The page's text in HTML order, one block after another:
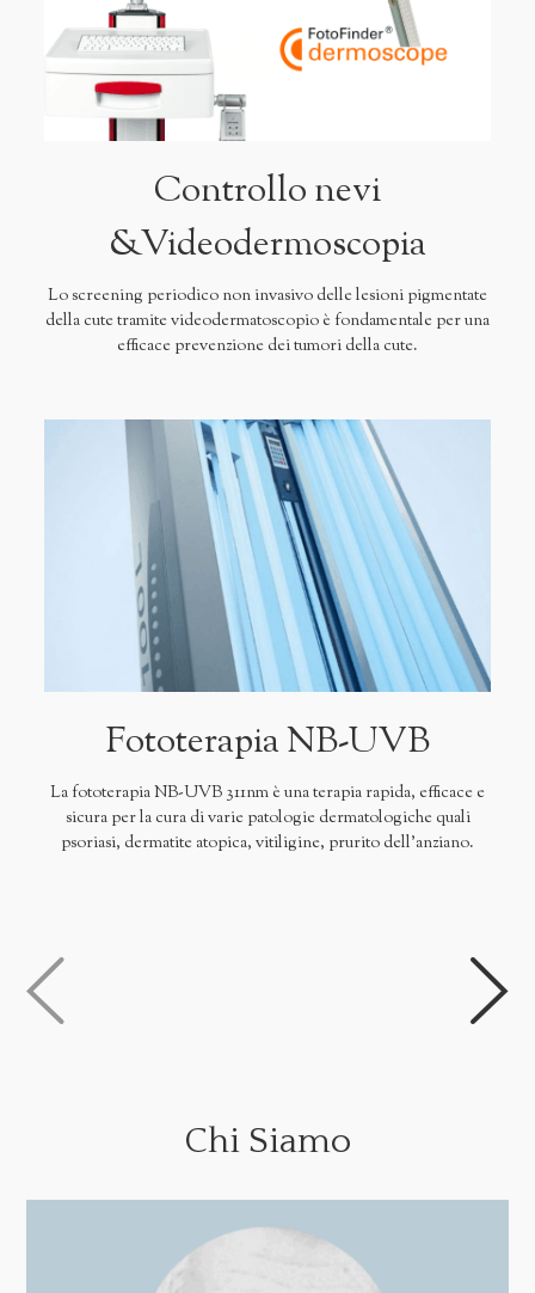
Controllo nevi
&Videodermoscopia
Lo screening periodico non invasivo delle lesioni pigmentate
della cute tramite videodermatoscopio è fondamentale per una
efficace prevenzione dei tumori della cute.
Fototerapia NB-UVB
La fototerapia NB-UVB 311nm è una terapia rapida, efficace e
sicura per la cura di varie patologie dermatologiche quali
psoriasi, dermatite atopica, vitiligine, prurito dell'anziano.
Chi Siamo